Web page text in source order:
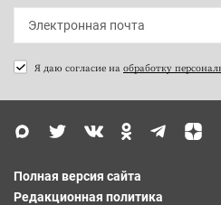
Я даю согласие на обработку
Полная версия сайта
Редакционная политика